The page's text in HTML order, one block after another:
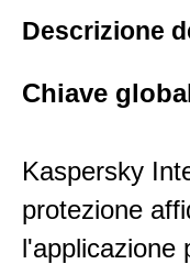
Descrizione
Chiave
Kaspersky
protezione
l'applicazione